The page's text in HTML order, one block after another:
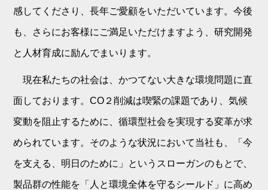
感してくださり、長年ご愛顧をいただいています。今後
も、さらにお客様にご満足いただけますよう、研究開発
と人材育成に励んでまいります。
現在私たちの社会は、かつてない大きな環境問題に直
面しております。CO２削減は喫緊の課題であり、気候
変動を阻止するために、循環型社会を実現する変革が求
められています。そのような状況において当社も、「今
を支える、明日のために」というスローガンのもとで、
製品群の性能を「人と環境全体を守るシールド」に高め